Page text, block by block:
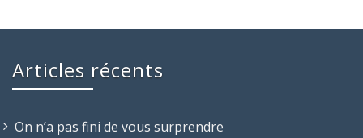
Articles récents
On n’a pas fini de vous surprendre